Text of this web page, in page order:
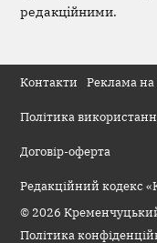
редакційними.
Контакти Реклама на
Політика
Договір-оферта
Редакційний кодекс
© 2026
Політика